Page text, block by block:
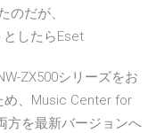
のだが、
としたらEset
ZX500シリーズをお
め、Music Center for
方を最新バージョンへ